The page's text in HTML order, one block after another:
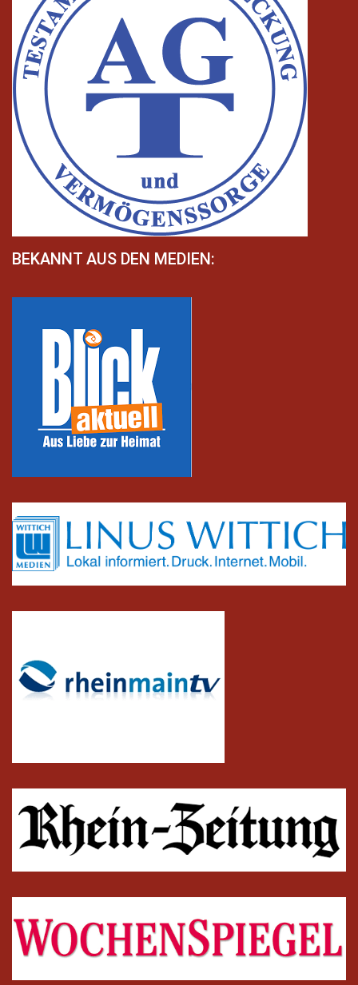
BEKANNT AUS DEN MEDIEN: